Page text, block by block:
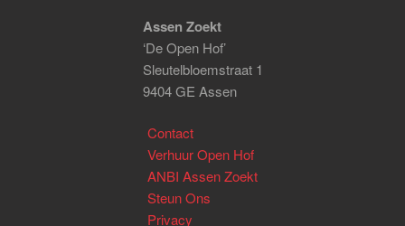
Assen Zoekt
‘De Open Hof’
Sleutelbloemstraat 1
9404 GE Assen
Contact
Verhuur Open Hof
ANBI Assen Zoekt
Steun Ons
Privacy